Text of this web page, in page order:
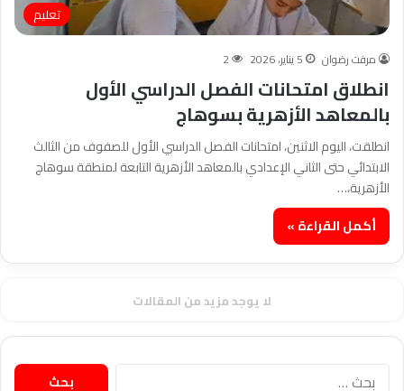
تعليم
مرفت رضوان 5 يناير، 2026 2
انطلاق امتحانات الفصل الدراسي الأول
بالمعاهد الأزهرية بسوهاج
انطلقت، اليوم الاثنين، امتحانات الفصل الدراسي الأول للصفوف من الثالث
الابتدائي حتى الثاني الإعدادي بالمعاهد الأزهرية التابعة لمنطقة سوهاج
الأزهرية،…
أكمل القراءة »
لا يوجد مزيد من المقالات
البحث